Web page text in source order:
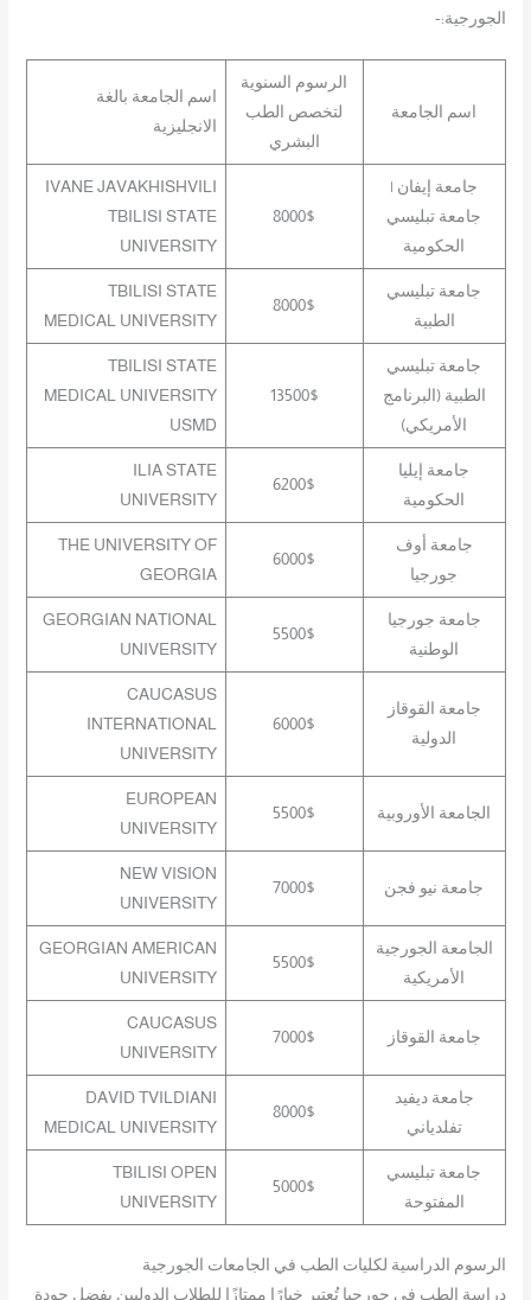
الجورجية:-
اسم الجامعة
الرسوم السنوية
لتخصص الطب
البشري
اسم الجامعة بالغة
الانجليزية
جامعة إيفان |
جامعة تبليسي
الحكومية
8000$
IVANE JAVAKHISHVILI
TBILISI STATE
UNIVERSITY
جامعة تبليسي
الطبية
8000$
TBILISI STATE
MEDICAL UNIVERSITY
جامعة تبليسي
الطبية (البرنامج
الأمريكي)
13500$
TBILISI STATE
MEDICAL UNIVERSITY
USMD
جامعة إيليا
الحكومية
6200$
ILIA STATE
UNIVERSITY
جامعة أوف
جورجيا
6000$
THE UNIVERSITY OF
GEORGIA
جامعة جورجيا
الوطنية
5500$
GEORGIAN NATIONAL
UNIVERSITY
جامعة القوقاز
الدولية
6000$
CAUCASUS
INTERNATIONAL
UNIVERSITY
الجامعة الأوروبية 5500$
EUROPEAN
UNIVERSITY
جامعة نيو فجن 7000$
NEW VISION
UNIVERSITY
الجامعة الجورجية
الأمريكية
5500$
GEORGIAN AMERICAN
UNIVERSITY
جامعة القوقاز 7000$
CAUCASUS
UNIVERSITY
جامعة ديفيد
تفلدياني
8000$
DAVID TVILDIANI
MEDICAL UNIVERSITY
جامعة تبليسي
المفتوحة
5000$
TBILISI OPEN
UNIVERSITY
الرسوم الدراسية لكليات الطب في الجامعات الجورجية
دراسة الطب في جورجيا تُعتبر خيارًا ممتازًا للطلاب الدوليين بفضل جودة